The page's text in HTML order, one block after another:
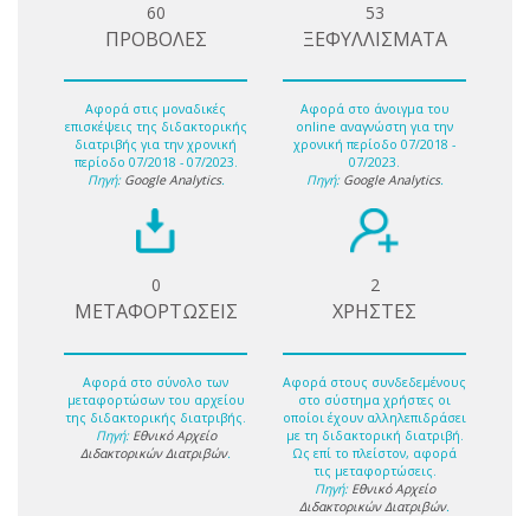
60
ΠΡΟΒΟΛΕΣ
Αφορά στις μοναδικές
επισκέψεις της διδακτορικής
διατριβής για την χρονική
περίοδο 07/2018 - 07/2023.
Πηγή: Google Analytics.
53
ΞΕΦΥΛΛΙΣΜΑΤΑ
Αφορά στο άνοιγμα του
online αναγνώστη για την
χρονική περίοδο 07/2018 -
07/2023.
Πηγή: Google Analytics.
0
ΜΕΤΑΦΟΡΤΩΣΕΙΣ
Αφορά στο σύνολο των
μεταφορτώσων του αρχείου
της διδακτορικής διατριβής.
Πηγή: Εθνικό Αρχείο
Διδακτορικών Διατριβών.
2
ΧΡΗΣΤΕΣ
Αφορά στους συνδεδεμένους
στο σύστημα χρήστες οι
οποίοι έχουν αλληλεπιδράσει
με τη διδακτορική διατριβή.
Ως επί το πλείστον, αφορά
τις μεταφορτώσεις.
Πηγή: Εθνικό Αρχείο
Διδακτορικών Διατριβών.